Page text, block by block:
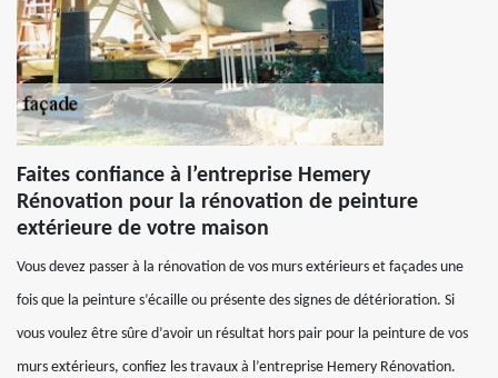
Faites confiance à l’entreprise Hemery
Rénovation pour la rénovation de peinture
extérieure de votre maison
Vous devez passer à la rénovation de vos murs extérieurs et façades une
fois que la peinture s’écaille ou présente des signes de détérioration. Si
vous voulez être sûre d’avoir un résultat hors pair pour la peinture de vos
murs extérieurs, confiez les travaux à l’entreprise Hemery Rénovation.